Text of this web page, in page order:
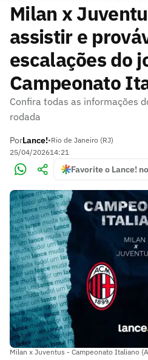
Milan x
assistir e
escalações do
Campeonato
Confira todas as informações
rodada
PorLance!•Rio de Janeiro (RJ)
25/04/202614:21
Favorite o Lance!
Milan x Juventus - Campeonato Italiano